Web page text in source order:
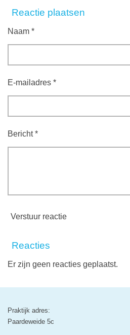
e
e
l
a
r
e
Reactie plaatsen
Naam *
E-mailadres *
Bericht *
Verstuur reactie
Reacties
Er zijn geen reacties geplaatst.
Praktijk adres:
Paardeweide 5c